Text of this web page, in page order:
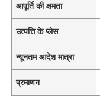
आपूर्ति की क्षमता
उत्पत्ति के प्लेस
न्यूनतम आदेश मात्रा
प्रमाणन